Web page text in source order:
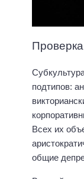
подтипов:
Всех их
общие